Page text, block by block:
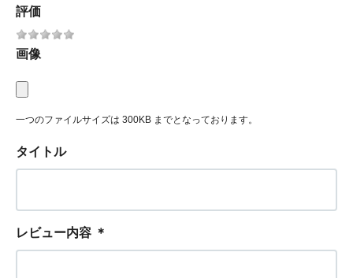
評価
画像
一つのファイルサイズは 300KB までとなっております。
タイトル
レビュー内容 ＊